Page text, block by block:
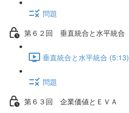
問題
第６２回 垂直統合と水平統合
垂直統合と水平統合 (5:13)
問題
第６３回 企業価値とＥＶＡ